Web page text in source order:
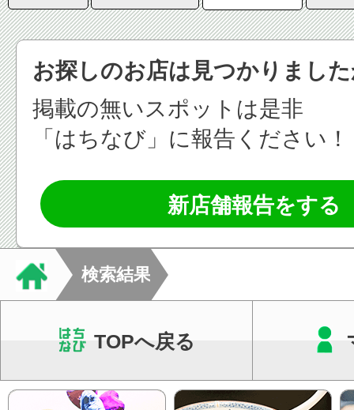
お探しのお店は見つかりまし
掲載の無いスポットは是非
「はちなび」に報告ください！
新店舗報告をする
検索結果
TOPへ戻る